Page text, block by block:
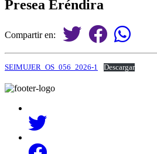
Presea Eréndira
Compartir en:
SEIMUJER_OS_056_2026-1 Descargar